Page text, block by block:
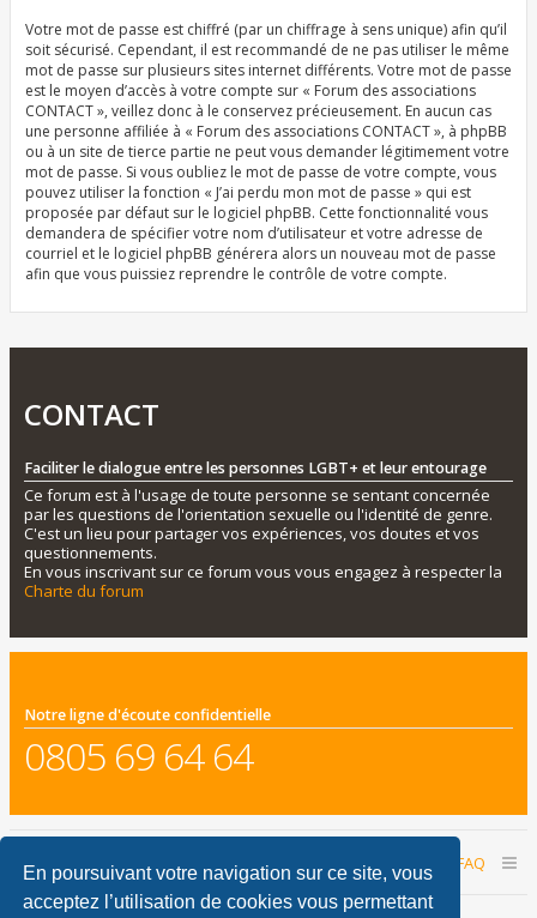
En poursuivant votre navigation sur ce site, vous
acceptez l’utilisation de cookies vous permettant
Votre mot de passe est chiffré (par un chiffrage à sens unique) afin qu’il
soit sécurisé. Cependant, il est recommandé de ne pas utiliser le même
mot de passe sur plusieurs sites internet différents. Votre mot de passe
est le moyen d’accès à votre compte sur « Forum des associations
CONTACT », veillez donc à le conservez précieusement. En aucun cas
une personne affiliée à « Forum des associations CONTACT », à phpBB
ou à un site de tierce partie ne peut vous demander légitimement votre
mot de passe. Si vous oubliez le mot de passe de votre compte, vous
pouvez utiliser la fonction « J’ai perdu mon mot de passe » qui est
proposée par défaut sur le logiciel phpBB. Cette fonctionnalité vous
demandera de spécifier votre nom d’utilisateur et votre adresse de
courriel et le logiciel phpBB générera alors un nouveau mot de passe
afin que vous puissiez reprendre le contrôle de votre compte.
CONTACT
Faciliter le dialogue entre les personnes LGBT+ et leur entourage
Ce forum est à l'usage de toute personne se sentant concernée
par les questions de l'orientation sexuelle ou l'identité de genre.
C'est un lieu pour partager vos expériences, vos doutes et vos
questionnements.
En vous inscrivant sur ce forum vous vous engagez à respecter la
Charte du forum
Notre ligne d'écoute confidentielle
0805 69 64 64
Accueil du forum FAQ
Nous contacter